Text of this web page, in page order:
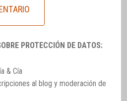
PROTECCIÓN DE DATOS:
& Cía
al blog y moderación de